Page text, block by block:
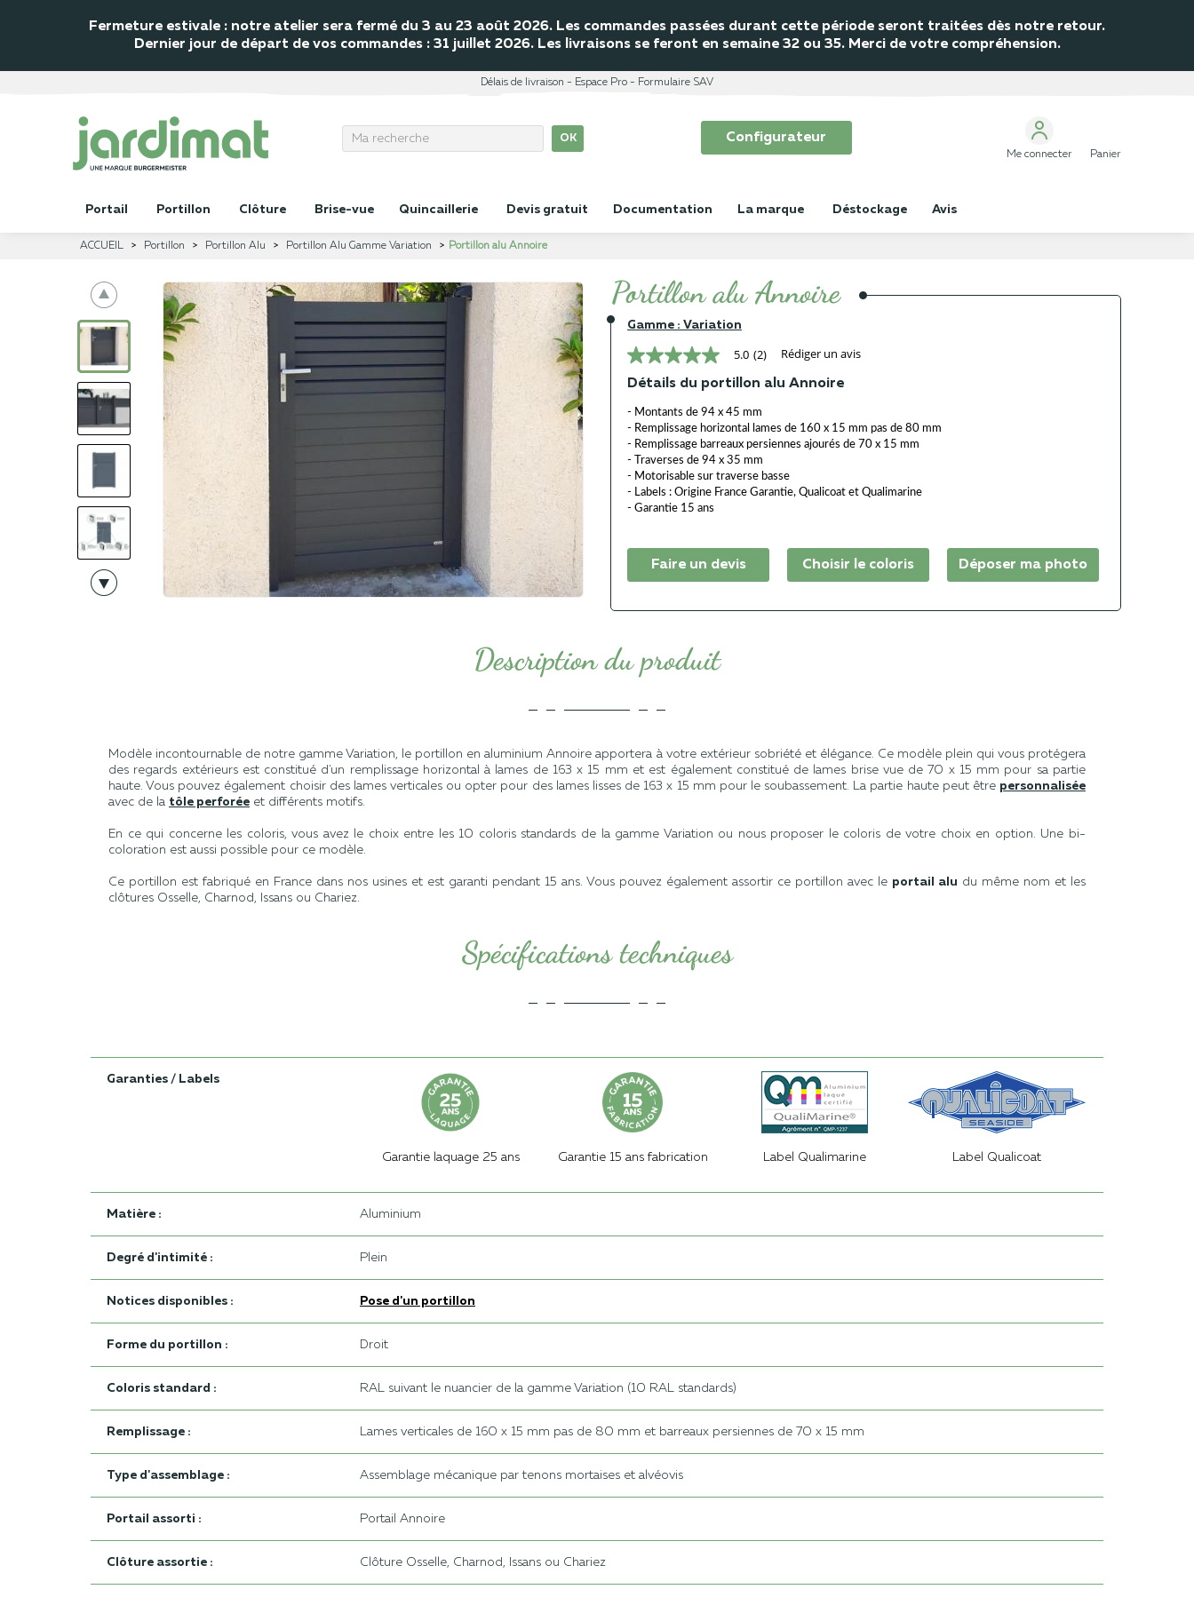
Fermeture estivale : notre atelier sera fermé du 3 au 23 août 2026. Les commandes passées durant cette période seront traitées dès notre retour.
Dernier jour de départ de vos commandes : 31 juillet 2026. Les livraisons se feront en semaine 32 ou 35. Merci de votre compréhension.
Délais de livraison Espace Pro Formulaire SAV
OK Configurateur
Me connecter Panier
Portail Portillon Clôture Brise-vue Quincaillerie Devis gratuit Documentation La marque Déstockage Avis
ACCUEIL Portillon Portillon Alu Portillon Alu Gamme Variation Portillon alu Annoire
Portillon alu Annoire
Gamme : Variation
5.0
étoiles
sur
valeur
de
la
note
moyenne.
Read
2
Reviews.
la
même
page.
5.0 (2) Rédiger un avis
Détails du portillon alu Annoire
- Montants de 94 x 45 mm
- Remplissage horizontal lames de 160 x 15 mm pas de 80 mm
- Remplissage barreaux persiennes ajourés de 70 x 15 mm
- Traverses de 94 x 35 mm
- Motorisable sur traverse basse
- Labels : Origine France Garantie, Qualicoat et Qualimarine
- Garantie 15 ans
Faire un devis Choisir le coloris Déposer ma photo
Description du produit
Modèle incontournable de notre gamme Variation, le portillon en aluminium Annoire apportera à votre extérieur sobriété et élégance. Ce modèle plein qui vous protégera
des regards extérieurs est constitué d'un remplissage horizontal à lames de 163 x 15 mm et est également constitué de lames brise vue de 70 x 15 mm pour sa partie
haute. Vous pouvez également choisir des lames verticales ou opter pour des lames lisses de 163 x 15 mm pour le soubassement. La partie haute peut être personnalisée
avec de la tôle perforée et différents motifs.
En ce qui concerne les coloris, vous avez le choix entre les 10 coloris standards de la gamme Variation ou nous proposer le coloris de votre choix en option. Une bi-
coloration est aussi possible pour ce modèle.
Ce portillon est fabriqué en France dans nos usines et est garanti pendant 15 ans. Vous pouvez également assortir ce portillon avec le portail alu du même nom et les
clôtures Osselle, Charnod, Issans ou Chariez.
Spécifications techniques
Garanties / Labels
Garantie laquage 25 ans Garantie 15 ans fabrication Label Qualimarine Label Qualicoat
Matière : Aluminium
Degré d'intimité : Plein
Notices disponibles : Pose d'un portillon
Forme du portillon : Droit
Coloris standard : RAL suivant le nuancier de la gamme Variation (10 RAL standards)
Remplissage : Lames verticales de 160 x 15 mm pas de 80 mm et barreaux persiennes de 70 x 15 mm
Type d'assemblage : Assemblage mécanique par tenons mortaises et alvéovis
Portail assorti : Portail Annoire
Clôture assortie : Clôture Osselle, Charnod, Issans ou Chariez